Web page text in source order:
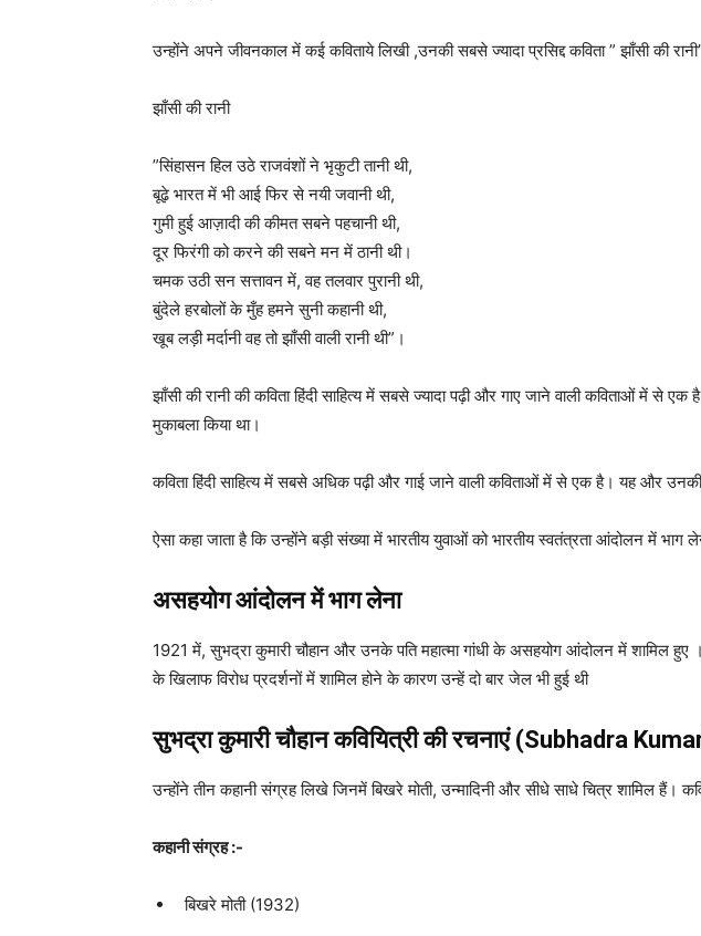
उन्होंने अपने जीवनकाल में कई कविताये लिखी ,उनकी सबसे ज्यादा प्रसिद्द कविता ” झाँसी की
झाँसी की रानी
”सिंहासन हिल उठे राजवंशों ने भृकुटी तानी थी,
बूढ़े भारत में भी आई फिर से नयी जवानी थी,
गुमी हुई आज़ादी की कीमत सबने पहचानी थी,
दूर फिरंगी को करने की सबने मन में ठानी थी।
चमक उठी सन सत्तावन में, वह तलवार पुरानी थी,
बुंदेले हरबोलों के मुँह हमने सुनी कहानी थी,
खूब लड़ी मर्दानी वह तो झाँसी वाली रानी थी”।
झाँसी की रानी की कविता हिंदी साहित्य में सबसे ज्यादा पढ़ी और गाए जाने वाली कविताओं में से
मुकाबला किया था।
कविता हिंदी साहित्य में सबसे अधिक पढ़ी और गाई जाने वाली कविताओं में से एक है। यह और
ऐसा कहा जाता है कि उन्होंने बड़ी संख्या में भारतीय युवाओं को भारतीय स्वतंत्रता आंदोलन में भाग
असहयोग आंदोलनमें भाग लेना
1921 में, सुभद्रा कुमारी चौहान और उनके पति महात्मा गांधी के असहयोग आंदोलन में शामिल हुए
के खिलाफ विरोध प्रदर्शनों में शामिल होने के कारण उन्हें दो बार जेल भी हुई थी
सुभद्रा कुमारी चौहानकवियित्री की रचनाएं(Subhadra
उन्होंने तीन कहानी संग्रह लिखे जिनमें बिखरे मोती, उन्मादिनी और सीधे साधे चित्र शामिल हैं।
कहानी संग्रह :-
बिखरे मोती (1932)